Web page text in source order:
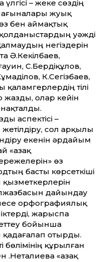
– жеке сөздің
жуық
бен аймақтық
уәжді
негіздерін
Ә.Кекілбаев,
С.Бердіқұлов,
К.Сегізбаев,
тілі
олар кейін
аспектісі –
сол арқылы
екенін әрдайым
«Қазақ
өз
басты көрсеткіші
қызметкерлерін
дайындау
орфографиялық
жарыспа
бойынша
отырды.
бөлімінің құрылған
«Қазақ